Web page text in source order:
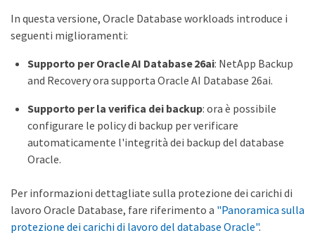
In questa versione, Oracle Database workloads introduce i
seguenti miglioramenti:
Supporto per Oracle AI Database 26ai: NetApp Backup
and Recovery ora supporta Oracle AI Database 26ai.
Supporto per la verifica dei backup: ora è possibile
configurare le policy di backup per verificare
automaticamente l'integrità dei backup del database
Oracle.
Per informazioni dettagliate sulla protezione dei carichi di
lavoro Oracle Database, fare riferimento a "Panoramica sulla
protezione dei carichi di lavoro del database Oracle".